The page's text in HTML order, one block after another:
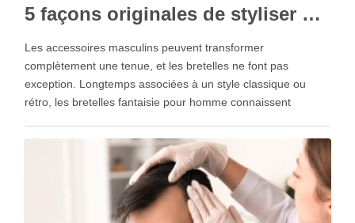
5 façons originales de styliser vos bretelles fantaisie
Les accessoires masculins peuvent transformer
complètement une tenue, et les bretelles ne font pas
exception. Longtemps associées à un style classique ou
rétro, les bretelles fantaisie pour homme connaissent
originaux et leurs couleurs audacieuses, elles permettent de
personnaliser n’importe quel look. Si …